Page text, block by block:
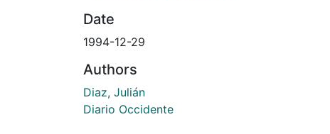
Date
1994-12-29
Authors
Diaz, Julián
Diario Occidente